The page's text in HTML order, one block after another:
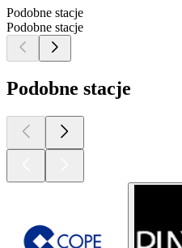
Podobne stacje
Podobne stacje
Podobne stacje